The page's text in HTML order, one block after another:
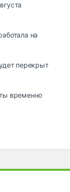
на
перекрыт
временно